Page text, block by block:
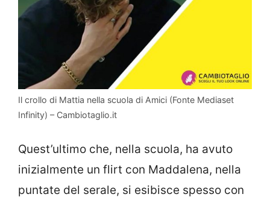
Il crollo di Mattia nella scuola di Amici (Fonte Mediaset
Infinity) – Cambiotaglio.it
Quest’ultimo che, nella scuola, ha avuto
inizialmente un flirt con Maddalena, nella
puntate del serale, si esibisce spesso con